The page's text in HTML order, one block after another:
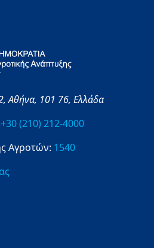
Αθήνα, 101 76, Ελλάδα
+30 (210) 212-4000
Αγροτών: 1540